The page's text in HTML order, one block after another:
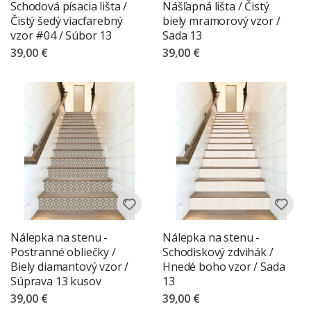
Schodová písacia lišta /
Čistý šedý viacfarebný
vzor #04 / Súbor 13
39,00 €
Nášľapná lišta / Čistý
biely mramorový vzor /
Sada 13
39,00 €
Nálepka na stenu -
Postranné obliečky /
Biely diamantový vzor /
Súprava 13 kusov
39,00 €
Nálepka na stenu -
Schodiskový zdvihák /
Hnedé boho vzor / Sada
13
39,00 €